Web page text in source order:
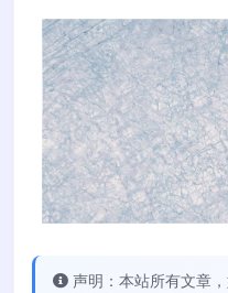
声明：本站所有文章